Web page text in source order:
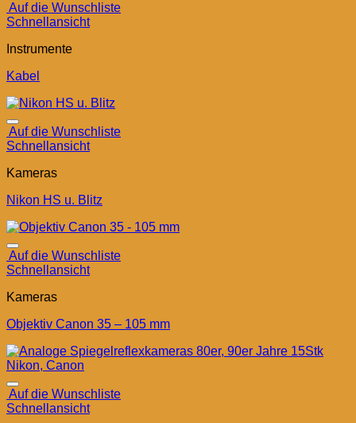
Auf die Wunschliste
Schnellansicht
Instrumente
Kabel
Auf die Wunschliste
Schnellansicht
Kameras
Nikon HS u. Blitz
Auf die Wunschliste
Schnellansicht
Kameras
Objektiv Canon 35 – 105 mm
Auf die Wunschliste
Schnellansicht